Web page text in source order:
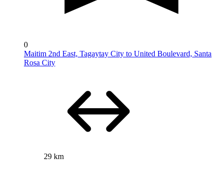
0
Maitim 2nd East, Tagaytay City to United Boulevard, Santa
Rosa City
29 km